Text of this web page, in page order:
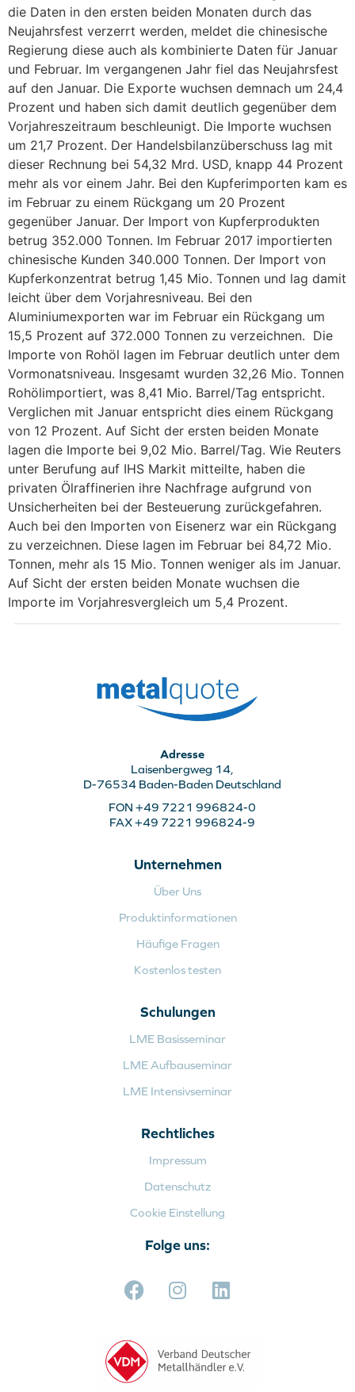
die Daten in den ersten beiden Monaten durch das
Neujahrsfest verzerrt werden, meldet die chinesische
Regierung diese auch als kombinierte Daten für Januar
und Februar. Im vergangenen Jahr fiel das Neujahrsfest
auf den Januar. Die Exporte wuchsen demnach um 24,4
Prozent und haben sich damit deutlich gegenüber dem
Vorjahreszeitraum beschleunigt. Die Importe wuchsen
um 21,7 Prozent. Der Handelsbilanzüberschuss lag mit
dieser Rechnung bei 54,32 Mrd. USD, knapp 44 Prozent
mehr als vor einem Jahr. Bei den Kupferimporten kam es
im Februar zu einem Rückgang um 20 Prozent
gegenüber Januar. Der Import von Kupferprodukten
betrug 352.000 Tonnen. Im Februar 2017 importierten
chinesische Kunden 340.000 Tonnen. Der Import von
Kupferkonzentrat betrug 1,45 Mio. Tonnen und lag damit
leicht über dem Vorjahresniveau. Bei den
Aluminiumexporten war im Februar ein Rückgang um
15,5 Prozent auf 372.000 Tonnen zu verzeichnen. Die
Importe von Rohöl lagen im Februar deutlich unter dem
Vormonatsniveau. Insgesamt wurden 32,26 Mio. Tonnen
Rohölimportiert, was 8,41 Mio. Barrel/Tag entspricht.
Verglichen mit Januar entspricht dies einem Rückgang
von 12 Prozent. Auf Sicht der ersten beiden Monate
lagen die Importe bei 9,02 Mio. Barrel/Tag. Wie Reuters
unter Berufung auf IHS Markit mitteilte, haben die
privaten Ölraffinerien ihre Nachfrage aufgrund von
Unsicherheiten bei der Besteuerung zurückgefahren.
Auch bei den Importen von Eisenerz war ein Rückgang
zu verzeichnen. Diese lagen im Februar bei 84,72 Mio.
Tonnen, mehr als 15 Mio. Tonnen weniger als im Januar.
Auf Sicht der ersten beiden Monate wuchsen die
Importe im Vorjahresvergleich um 5,4 Prozent.
Adresse
Laisenbergweg 14,
D-76534 Baden-Baden Deutschland
FON +49 7221 996824-0
FAX +49 7221 996824-9
Unternehmen
Über Uns
Produktinformationen
Häufige Fragen
Kostenlos testen
Schulungen
LME Basisseminar
LME Aufbauseminar
LME Intensivseminar
Rechtliches
Impressum
Datenschutz
Cookie Einstellung
Folge uns: